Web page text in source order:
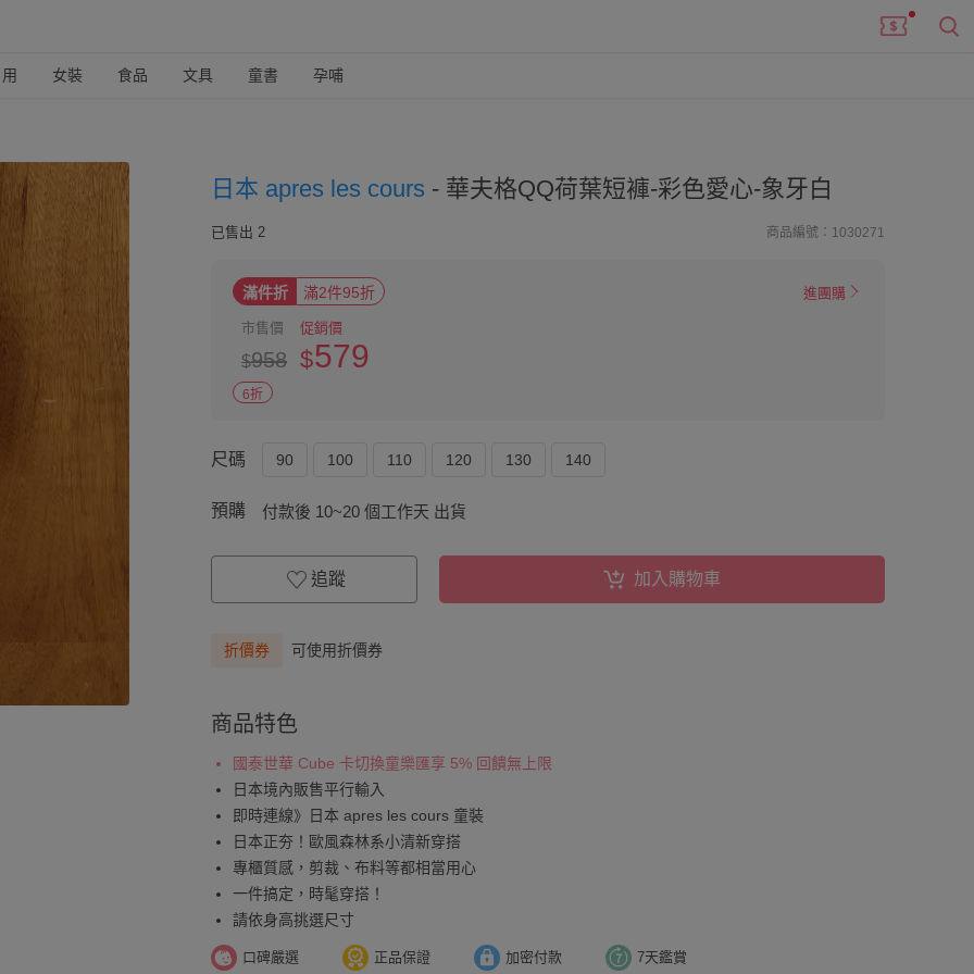
女裝 食品 文具 童書 孕哺
日本 apres les cours - 華夫格QQ荷葉短褲-彩色愛心-象牙白
已售出 2 商品編號：1030271
滿件折 滿2件95折 進團購
市售價
$958
促銷價
$579
6折
尺碼 90 100 110 120 130 140
預購 付款後 10~20 個工作天 出貨
追蹤 加入購物車
折價券 可使用折價券
商品特色
國泰世華 Cube 卡切換童樂匯享 5% 回饋無上限
日本境內販售平行輸入
即時連線》日本 apres les cours 童裝
日本正夯！歐風森林系小清新穿搭
專櫃質感，剪裁、布料等都相當用心
一件搞定，時髦穿搭！
請依身高挑選尺寸
口碑嚴選 正品保證 加密付款 7天鑑賞